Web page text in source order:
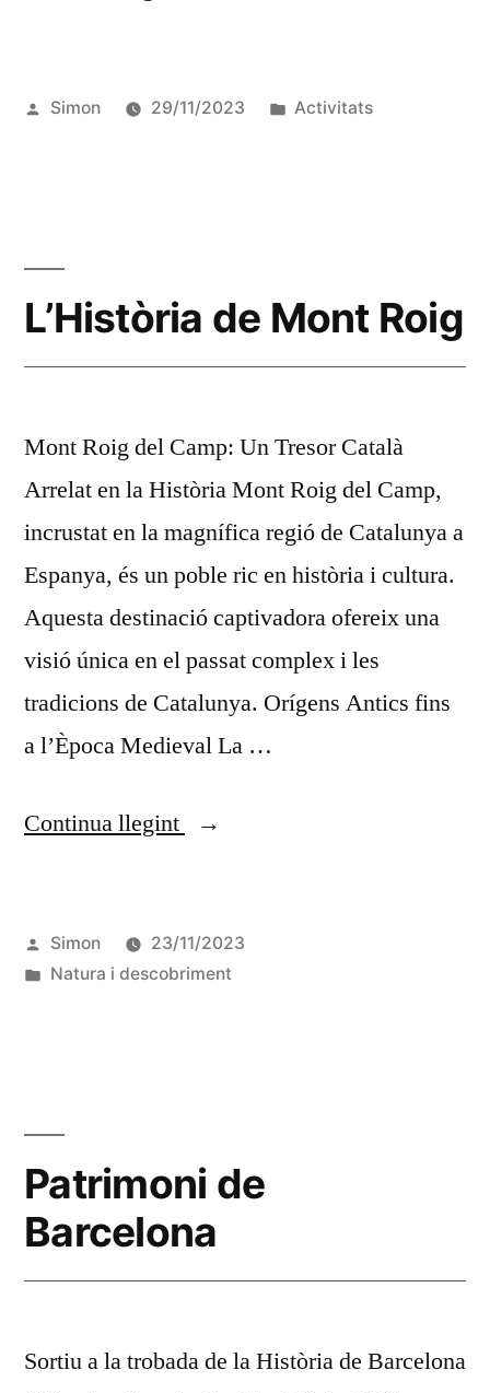
Simon 29/11/2023 Activitats
L’Història de Mont Roig
Mont Roig del Camp: Un Tresor Català
Arrelat en la Història Mont Roig del Camp,
incrustat en la magnífica regió de Catalunya a
Espanya, és un poble ric en història i cultura.
Aquesta destinació captivadora ofereix una
visió única en el passat complex i les
tradicions de Catalunya. Orígens Antics fins
a l’Època Medieval La …
Continua llegint
Simon
23/11/2023
Natura i descobriment
Patrimoni de
Barcelona
Sortiu a la trobada de la Història de Barcelona